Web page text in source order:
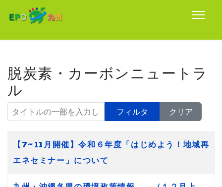
脱炭素・カーボンニュートラ
ル
タイトルの一部を入力してください
フィルタ クリア
タイトル
【7~11月開催】令和６年度「はじめよう！地域再
エネセミナー」について